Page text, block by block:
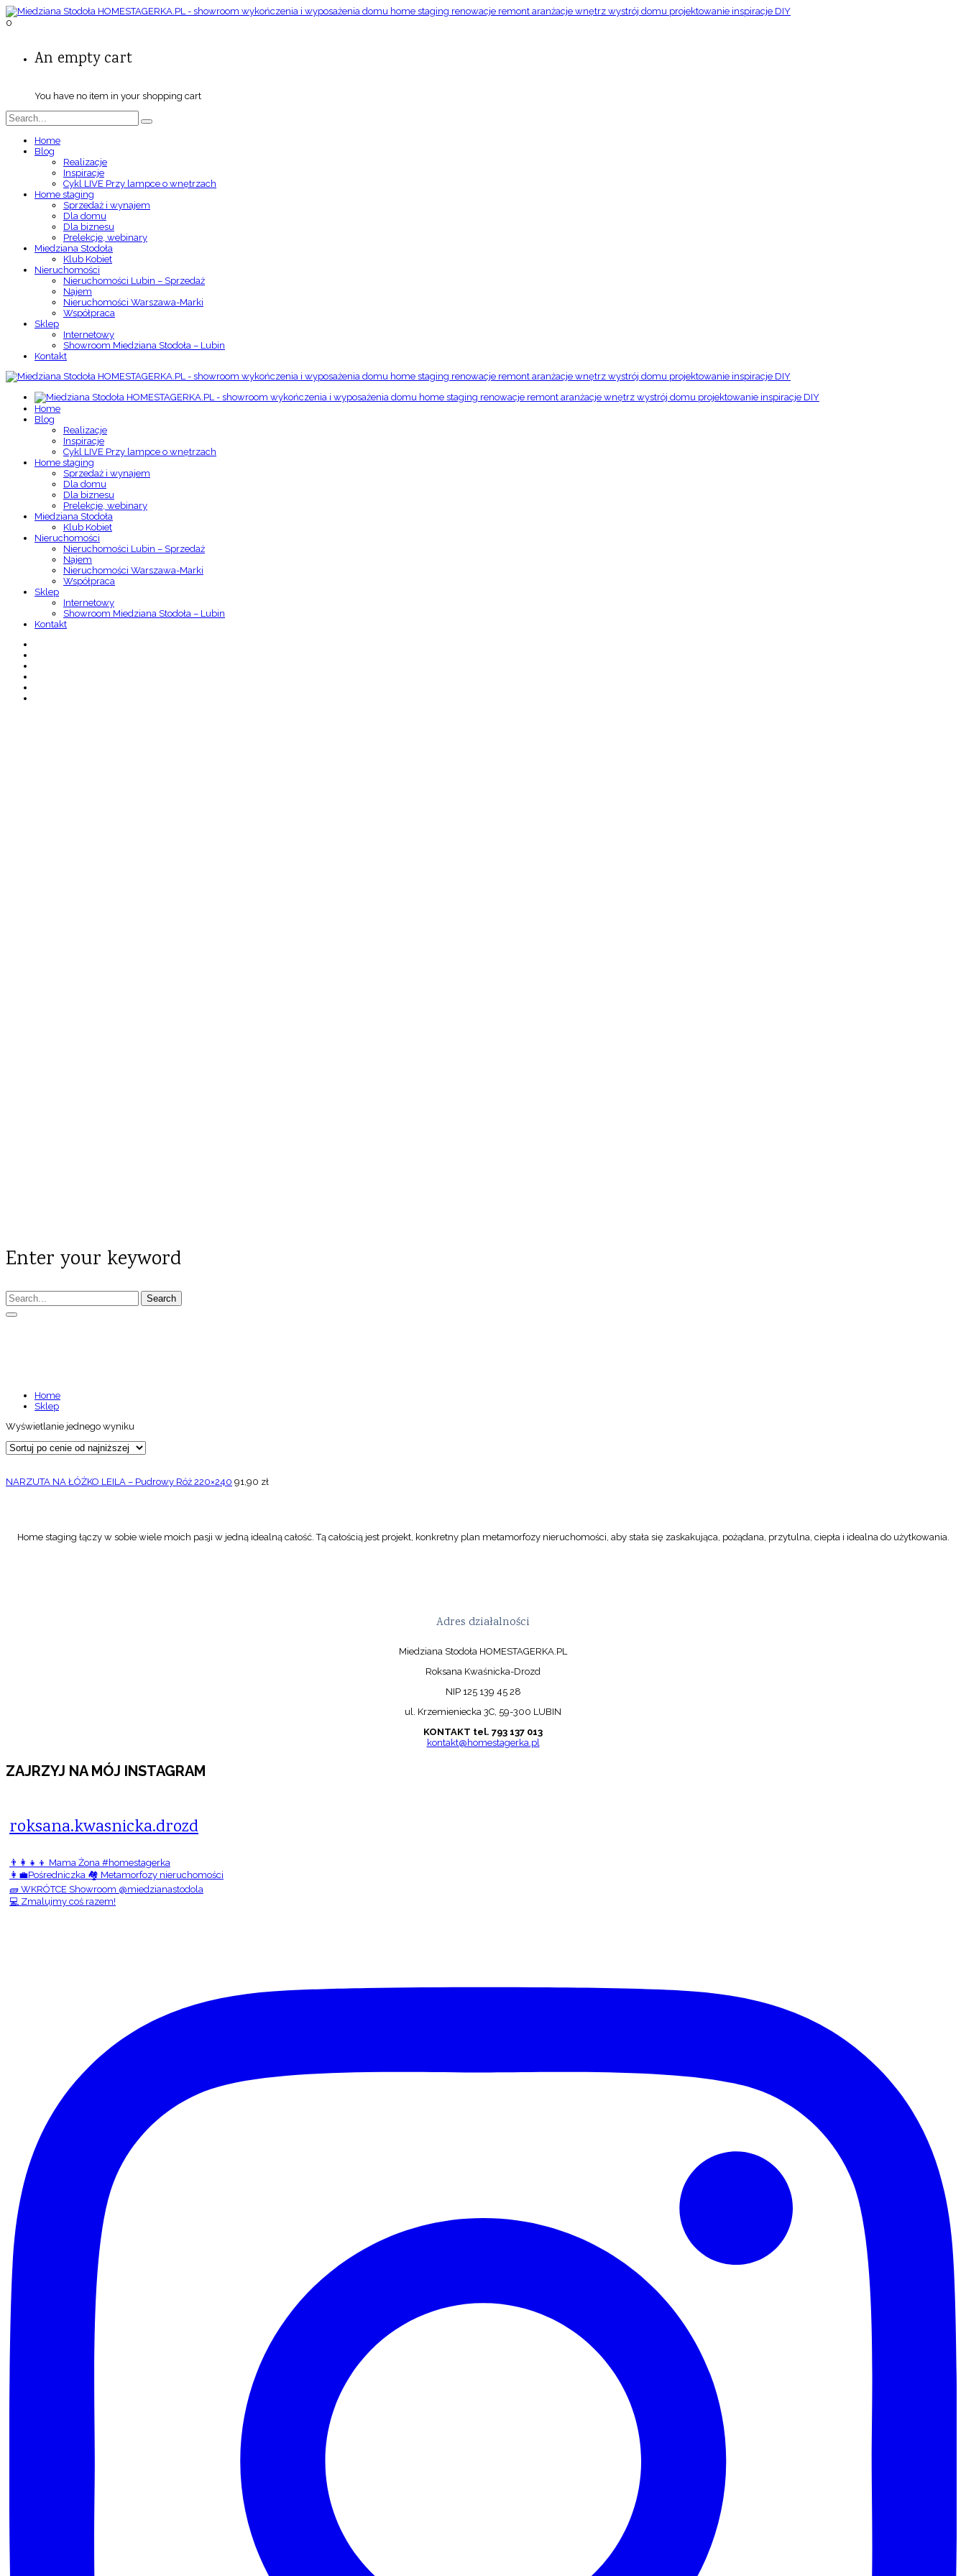
0
An empty cart
You have no item in your shopping cart
Home
Blog
Realizacje
Inspiracje
Cykl LIVE Przy lampce o wnętrzach
Home staging
Sprzedaż i wynajem
Dla domu
Dla biznesu
Prelekcje, webinary
Miedziana Stodoła
Klub Kobiet
Nieruchomości
Nieruchomości Lubin – Sprzedaż
Najem
Nieruchomości Warszawa-Marki
Współpraca
Sklep
Internetowy
Showroom Miedziana Stodoła – Lubin
Kontakt
Home
Blog
Realizacje
Inspiracje
Cykl LIVE Przy lampce o wnętrzach
Home staging
Sprzedaż i wynajem
Dla domu
Dla biznesu
Prelekcje, webinary
Miedziana Stodoła
Klub Kobiet
Nieruchomości
Nieruchomości Lubin – Sprzedaż
Najem
Nieruchomości Warszawa-Marki
Współpraca
Sklep
Internetowy
Showroom Miedziana Stodoła – Lubin
Kontakt
Enter your keyword
Search
Home
Sklep
Wyświetlanie jednego wyniku
NARZUTA NA ŁÓŻKO LEILA – Pudrowy Róż 220×240 91,90 zł
Home staging łączy w sobie wiele moich pasji w jedną idealną całość. Tą całością jest projekt, konkretny plan metamorfozy nieruchomości, aby stała się zaskakująca, pożądana, przytulna, ciepła i idealna do użytkowania.
Adres działalności
Miedziana Stodoła HOMESTAGERKA.PL
Roksana Kwaśnicka-Drozd
NIP 125 139 45 28
ul. Krzemieniecka 3C, 59-300 LUBIN
KONTAKT tel. 793 137 013
kontakt@homestagerka.pl
ZAJRZYJ NA MÓJ INSTAGRAM
roksana.kwasnicka.drozd
👨‍👩‍👧‍👦 Mama Żona #homestagerka
👩‍💼Pośredniczka 🏘️ Metamorfozy nieruchomości
🧱 WKRÓTCE Showroom @miedzianastodola
💻 Zmalujmy coś razem!